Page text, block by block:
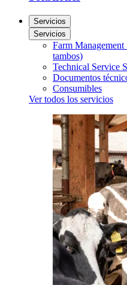
Servicios
Servicios
Farm
tambos)
Technical Service
Documentos
Consumibles
Ver todos los servicios